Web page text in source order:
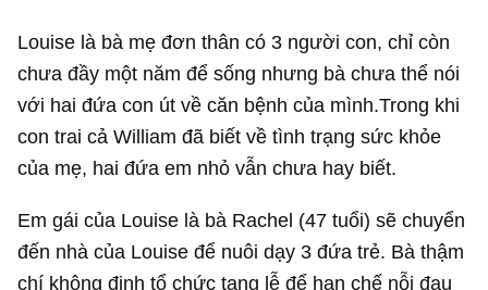
Louise là bà mẹ đơn thân có 3 người con, chỉ còn
chưa đầy một năm để sống nhưng bà chưa thể nói
với hai đứa con út về căn bệnh của mình.Trong khi
con trai cả William đã biết về tình trạng sức khỏe
của mẹ, hai đứa em nhỏ vẫn chưa hay biết.
Em gái của Louise là bà Rachel (47 tuổi) sẽ chuyển
đến nhà của Louise để nuôi dạy 3 đứa trẻ. Bà thậm
chí không định tổ chức tang lễ để hạn chế nỗi đau